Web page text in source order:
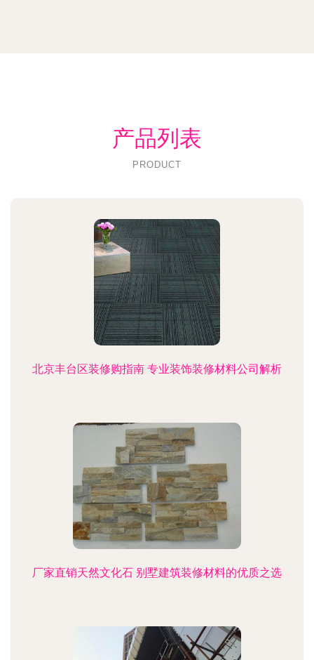
产品列表
PRODUCT
北京丰台区装修购指南 专业装饰装修材料公司解析
厂家直销天然文化石 别墅建筑装修材料的优质之选